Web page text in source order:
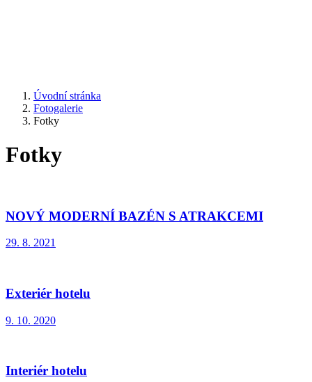
Úvodní stránka
Fotogalerie
Fotky
Fotky
NOVÝ MODERNÍ BAZÉN S ATRAKCEMI
29. 8. 2021
Exteriér hotelu
9. 10. 2020
Interiér hotelu